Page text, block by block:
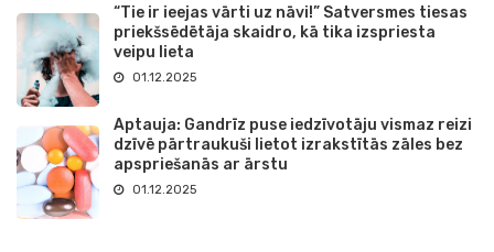
“Tie ir ieejas vārti uz nāvi!” Satversmes tiesas
priekšsēdētāja skaidro, kā tika izspriesta
veipu lieta
01.12.2025
Aptauja: Gandrīz puse iedzīvotāju vismaz reizi
dzīvē pārtraukuši lietot izrakstītās zāles bez
apspriešanās ar ārstu
01.12.2025